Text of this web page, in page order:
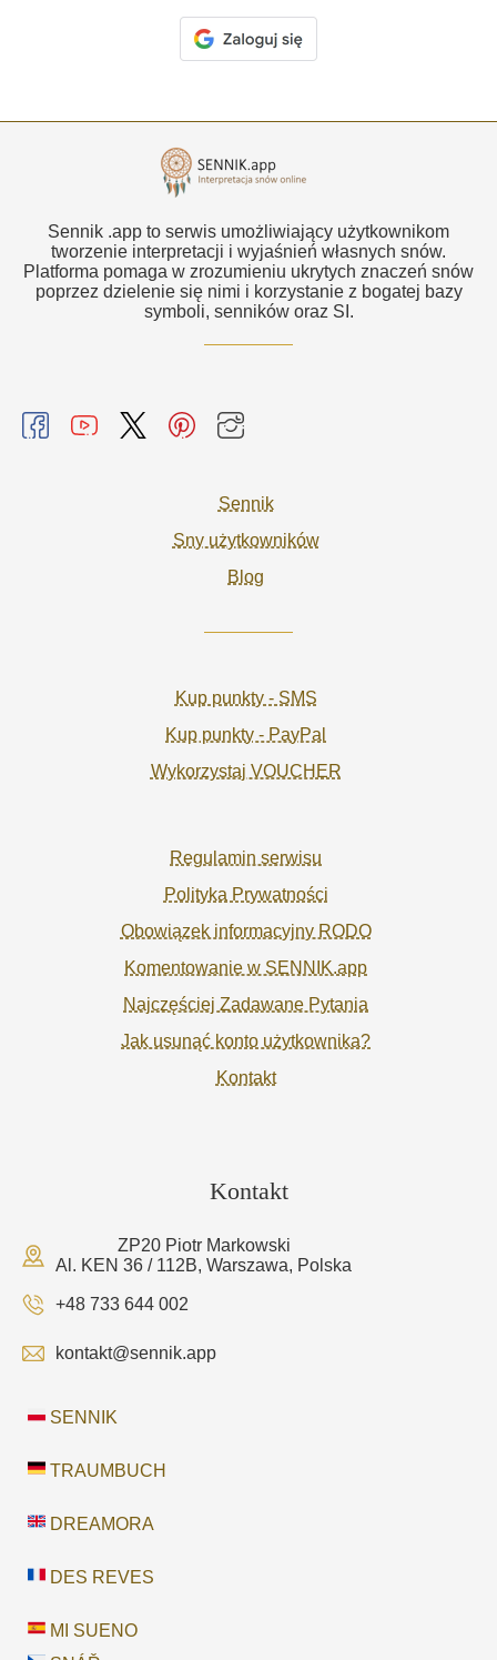
Sennik .app to serwis umożliwiający użytkownikom
tworzenie interpretacji i wyjaśnień własnych snów.
Platforma pomaga w zrozumieniu ukrytych znaczeń snów
poprzez dzielenie się nimi i korzystanie z bogatej bazy
symboli, senników oraz SI.
Sennik
Sny użytkowników
Blog
Kup punkty - SMS
Kup punkty - PayPal
Wykorzystaj VOUCHER
Regulamin serwisu
Polityka Prywatności
Obowiązek informacyjny RODO
Komentowanie w SENNIK.app
Najczęściej Zadawane Pytania
Jak usunąć konto użytkownika?
Kontakt
Kontakt
ZP20 Piotr Markowski
Al. KEN 36 / 112B, Warszawa, Polska
+48 733 644 002
kontakt@sennik.app
SENNIK
TRAUMBUCH
DREAMORA
DES REVES
MI SUENO